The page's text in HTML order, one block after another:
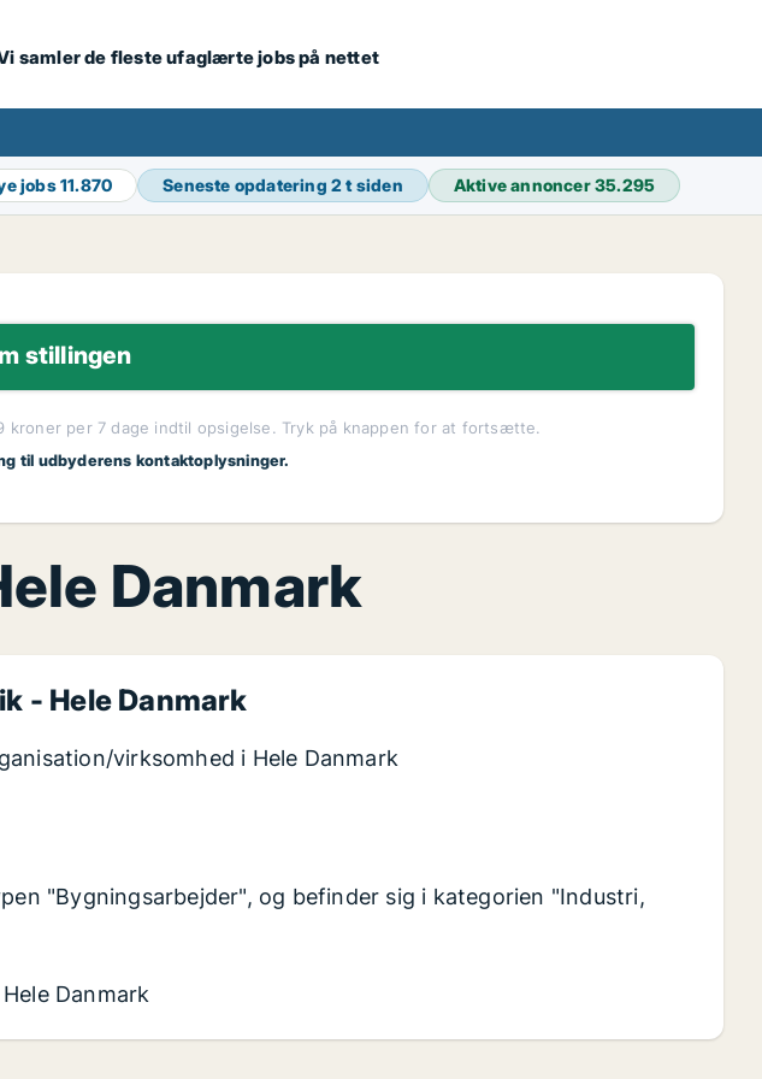
samler de fleste ufaglærte jobs på nettet
jobs11.870 Seneste opdatering2 t siden Aktive annoncer35.295
stillingen
per 7 dage indtil opsigelse. Tryk på knappen for at fortsætte.
til udbyderens kontaktoplysninger.
Danmark
- Hele Danmark
virksomhed i Hele Danmark
"Bygningsarbejder", og befinder sig i kategorien "Industri,
Danmark